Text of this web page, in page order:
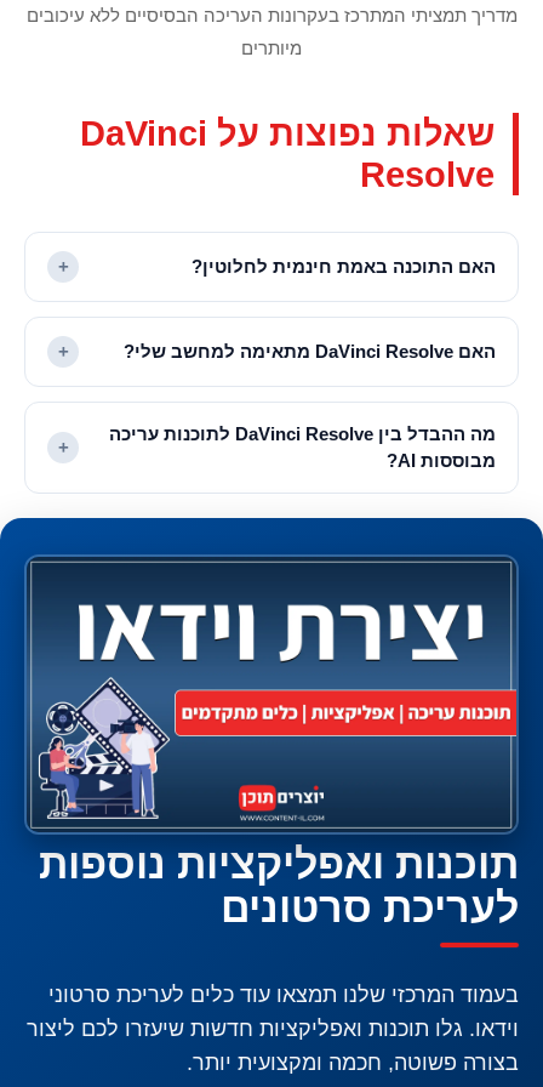
מדריך תמציתי המתרכז בעקרונות העריכה הבסיסיים ללא עיכובים
מיותרים
שאלות נפוצות על DaVinci
Resolve
האם התוכנה באמת חינמית לחלוטין? +
האם DaVinci Resolve מתאימה למחשב שלי? +
מה ההבדל בין DaVinci Resolve לתוכנות עריכה
מבוססות AI?
+
תוכנות ואפליקציות נוספות
לעריכת סרטונים
בעמוד המרכזי שלנו תמצאו עוד כלים לעריכת סרטוני
וידאו. גלו תוכנות ואפליקציות חדשות שיעזרו לכם ליצור
בצורה פשוטה, חכמה ומקצועית יותר.